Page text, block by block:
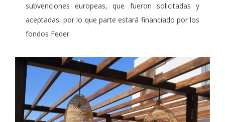
subvenciones europeas, que fueron solicitadas y
aceptadas, por lo que parte estará financiado por los
fondos Feder.